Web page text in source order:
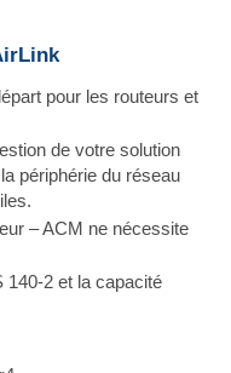
pour les routeurs et
de votre solution
périphérie du réseau
– ACM ne nécessite
140-2 et la capacité